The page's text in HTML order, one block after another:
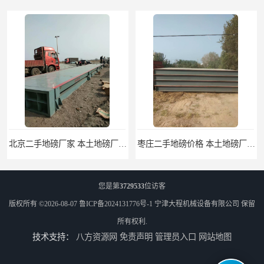
您是第3729533位访客
版权所有 ©2026-08-07 鲁ICP备2024131776号-1 宁津大程机械设备有限公司 保留
所有权利.
技术支持： 八方资源网 免责声明 管理员入口 网站地图